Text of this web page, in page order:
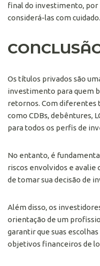
final do investimento, por
considerá-las com cuidado.
Os títulos privados são
investimento para quem
retornos. Com diferentes
como CDBs, debêntures,
para todos os perfis de
No entanto, é
riscos envolvidos e avalie
de tomar sua decisão de
Além disso, os
orientação de um
garantir que suas
objetivos financeiros de